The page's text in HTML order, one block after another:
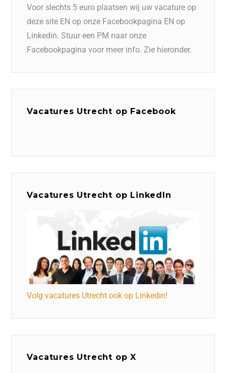
Voor slechts 5 euro plaatsen wij uw vacature op
deze site EN op onze Facebookpagina EN op
Linkedin. Stuur een PM naar onze
Facebookpagina voor meer info. Zie hieronder.
Vacatures Utrecht op Facebook
Vacatures Utrecht op LinkedIn
Volg vacatures Utrecht ook op Linkedin!
Vacatures Utrecht op X